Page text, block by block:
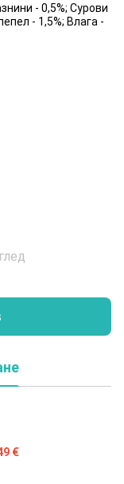
- 0,5%; Сурови
- 1,5%; Влага -
€